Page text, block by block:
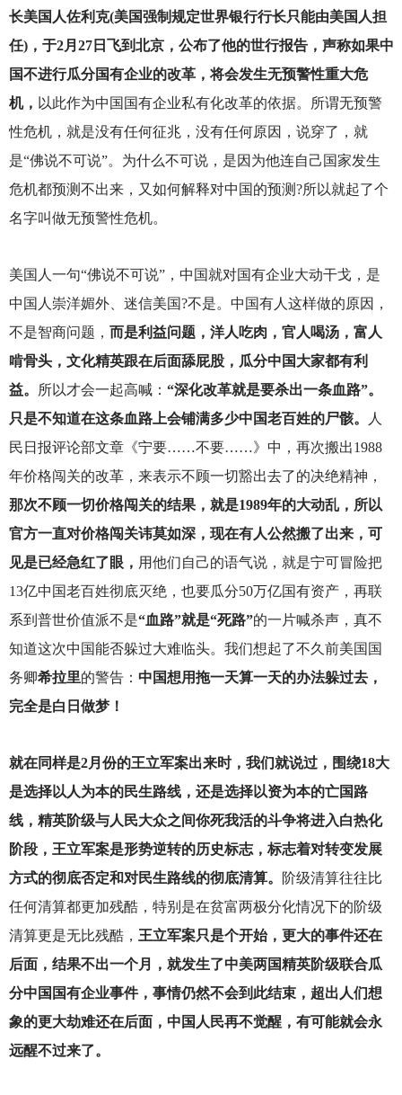
长美国人佐利克(美国强制规定世界银行行长只能由美国人担
任)，于2月27日飞到北京，公布了他的世行报告，声称如果中
国不进行瓜分国有企业的改革，将会发生无预警性重大危
机， 以此作为中国国有企业私有化改革的依据。所谓无预警
性危机，就是没有任何征兆，没有任何原因，说穿了，就
是“佛说不可说”。为什么不可说，是因为他连自己国家发生
危机都预测不出来，又如何解释对中国的预测?所以就起了个
名字叫做无预警性危机。
美国人一句“佛说不可说”，中国就对国有企业大动干戈，是
中国人崇洋媚外、迷信美国?不是。中国有人这样做的原因，
不是智商问题， 而是利益问题，洋人吃肉，官人喝汤，富人
啃骨头，文化精英跟在后面舔屁股，瓜分中国大家都有利
益。
所以才会一起高喊： “深化改革就是要杀出一条血路”。
只是不知道在这条血路上会铺满多少中国老百姓的尸骸。
人
民日报评论部文章《宁要……不要……》中，再次搬出1988
年价格闯关的改革，来表示不顾一切豁出去了的决绝精神，
那次不顾一切价格闯关的结果，就是1989年的大动乱，所以
官方一直对价格闯关讳莫如深，现在有人公然搬了出来，可
见是已经急红了眼， 用他们自己的语气说，就是宁可冒险把
13亿中国老百姓彻底灭绝，也要瓜分50万亿国有资产，再联
系到普世价值派不是“血路”就是“死路”的一片喊杀声，真不
知道这次中国能否躲过大难临头。我们想起了不久前美国国
务卿希拉里的警告： 中国想用拖一天算一天的办法躲过去，
完全是白日做梦！
就在同样是2月份的王立军案出来时，我们就说过，围绕18大
是选择以人为本的民生路线，还是选择以资为本的亡国路
线，精英阶级与人民大众之间你死我活的斗争将进入白热化
阶段，王立军案是形势逆转的历史标志，标志着对转变发展
方式的彻底否定和对民生路线的彻底清算。
阶级清算往往比
任何清算都更加残酷，特别是在贫富两极分化情况下的阶级
清算更是无比残酷， 王立军案只是个开始，更大的事件还在
后面，结果不出一个月，就发生了中美两国精英阶级联合瓜
分中国国有企业事件，事情仍然不会到此结束，超出人们想
象的更大劫难还在后面，中国人民再不觉醒，有可能就会永
远醒不过来了。